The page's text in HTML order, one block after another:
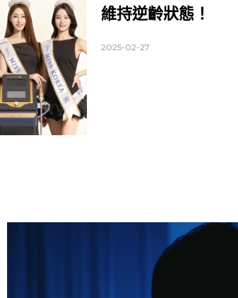
維持逆齡狀態！
2025-02-27